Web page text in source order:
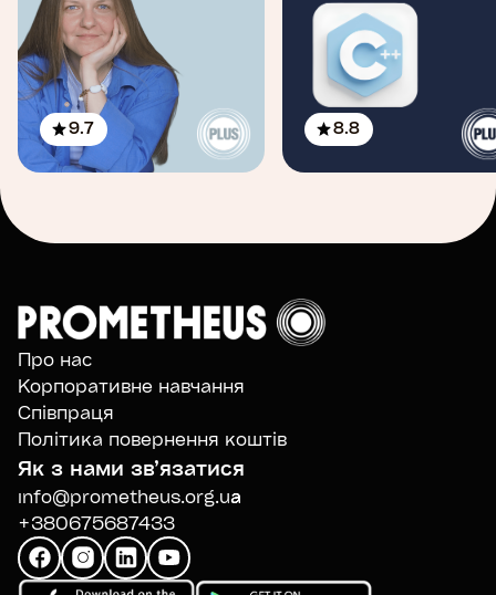
9.7 8.8
Про нас
Корпоративне навчання
Співпраця
Політика повернення коштів
Як з нами звʼязатися
info@prometheus.org.ua
+380675687433